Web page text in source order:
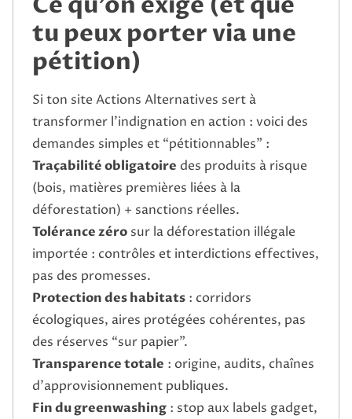
tu peux porter via une
pétition)
Si ton site Actions Alternatives sert à
transformer l’indignation en action : voici des
demandes simples et “pétitionnables” :
Traçabilité obligatoire des produits à risque
(bois, matières premières liées à la
déforestation) + sanctions réelles.
Tolérance zéro sur la déforestation illégale
importée : contrôles et interdictions effectives,
pas des promesses.
Protection des habitats : corridors
écologiques, aires protégées cohérentes, pas
des réserves “sur papier”.
Transparence totale : origine, audits, chaînes
d’approvisionnement publiques.
Fin du greenwashing : stop aux labels gadget,